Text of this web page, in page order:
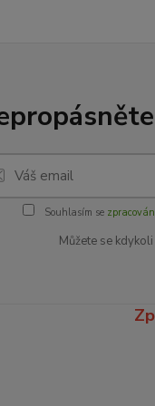
Souhlasím se
Můžete se